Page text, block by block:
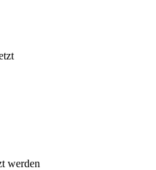
werden